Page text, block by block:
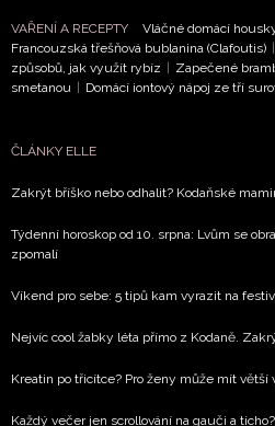
VAŘENÍ A RECEPTY Vláčné domácí
Francouzská třešňová bublanina (Clafoutis)
způsobů, jak využít rybíz
Zapečené
smetanou
Domácí iontový nápoj ze tří
ČLÁNKY ELLE
Zakrýt bříško nebo odhalit? Kodaňské
Týdenní horoskop od 10. srpna: Lvům se
zpomalí
Víkend pro sebe: 5 tipů kam vyrazit na
Nejvíc cool žabky léta přímo z Kodaně.
Kreatin po třicítce? Pro ženy může mít větší
Každý večer jen scrollování na gauči a